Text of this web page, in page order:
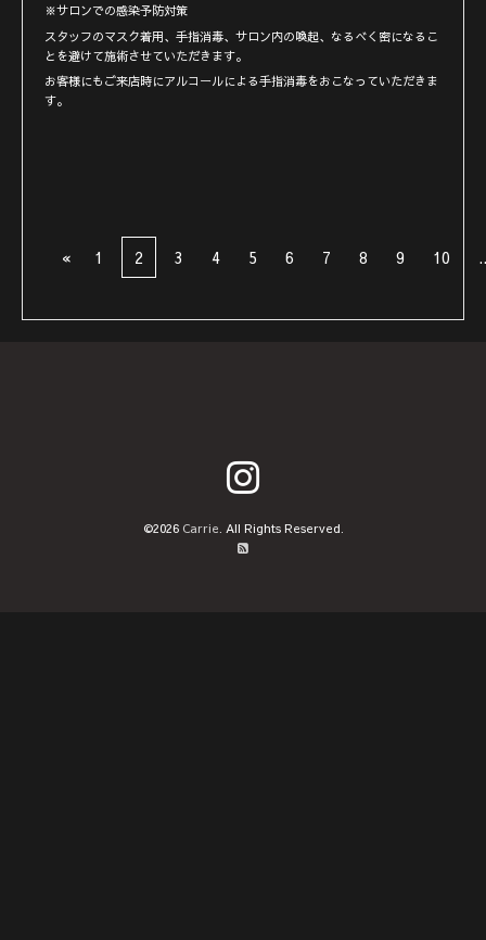
※サロンでの感染予防対策
スタッフのマスク着用、手指消毒、サロン内の喚起、なるべく密になるこ
とを避けて施術させていただきます。
お客様にもご来店時にアルコールによる手指消毒をおこなっていただきま
す。
« 1 2 3 4 5 6 7 8 9 10
©2026 Carrie . All Rights Reserved.